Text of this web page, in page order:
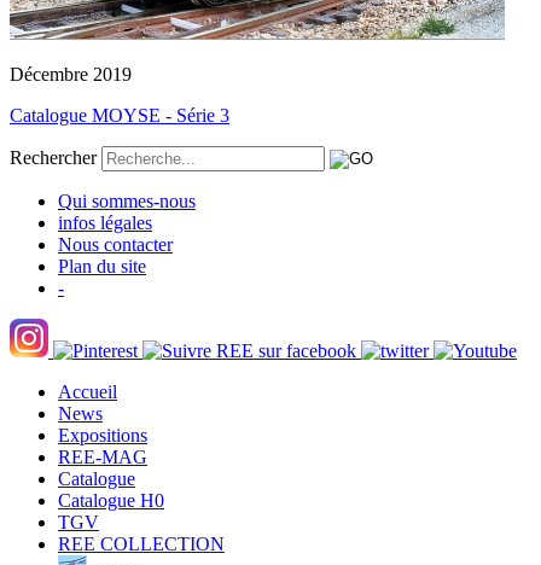
Décembre 2019
Catalogue MOYSE - Série 3
Rechercher
Qui sommes-nous
infos légales
Nous contacter
Plan du site
-
Accueil
News
Expositions
REE-MAG
Catalogue
Catalogue H0
TGV
REE COLLECTION